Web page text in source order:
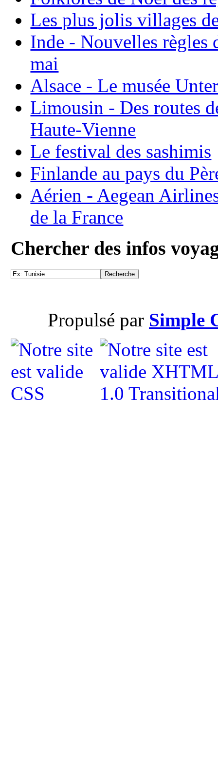
Les plus jolis villages
Inde - Nouvelles règles
mai
Alsace - Le musée
Limousin - Des routes
Haute-Vienne
Le festival des sashimis
Finlande au pays du
Aérien - Aegean
de la France
Chercher des infos
Propulsé par Simple